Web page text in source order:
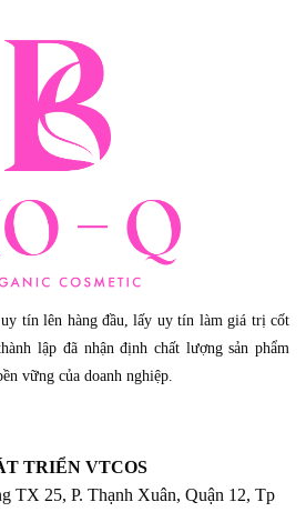
nên sần sùi, thô ráp. Theo chu
kì, làn da của chúng ta đều đặn
tín lên hàng đầu, lấy uy tín làm giá trị cốt
lập đã nhận định chất lượng sản phẩm
vững của doanh nghiệp.
TRIỂN VTCOS
TX 25, P. Thạnh Xuân, Quận 12, Tp